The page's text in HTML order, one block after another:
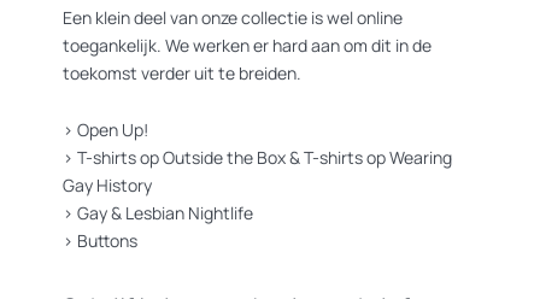
Een klein deel van onze collectie is wel online
toegankelijk. We werken er hard aan om dit in de
toekomst verder uit te breiden.
> Open Up!
> T-shirts op Outside the Box&T-shirts op Wearing
Gay History
> Gay & Lesbian Nightlife
> Buttons